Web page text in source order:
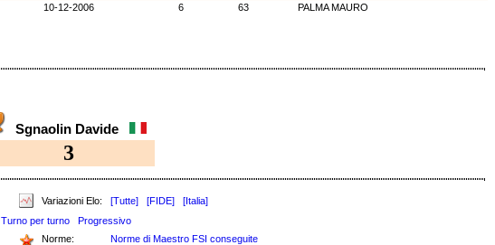
10-12-2006 6 63
PALMA MAURO
Sgnaolin Davide
3
Variazioni Elo: [Tutte] [FIDE]
[Italia]
Turno per turno
Progressivo
Norme: Norme di Maestro FSI conseguite